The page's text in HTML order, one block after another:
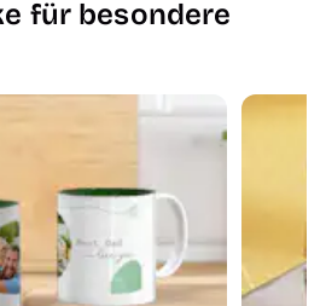
für besondere